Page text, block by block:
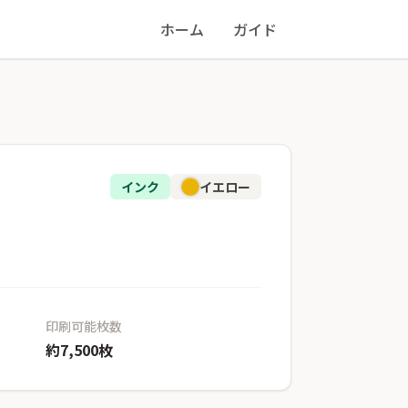
ホーム ガイド
インク イエロー
印刷可能枚数
約7,500枚